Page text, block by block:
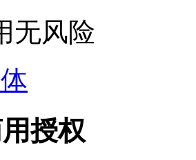
无风险
授权